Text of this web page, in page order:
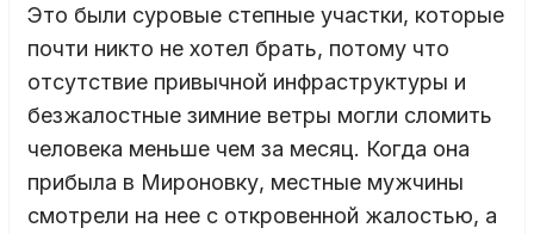
Это были суровые степные участки, которые
почти никто не хотел брать, потому что
отсутствие привычной инфраструктуры и
безжалостные зимние ветры могли сломить
человека меньше чем за месяц. Когда она
прибыла в Мироновку, местные мужчины
смотрели на нее с откровенной жалостью, а